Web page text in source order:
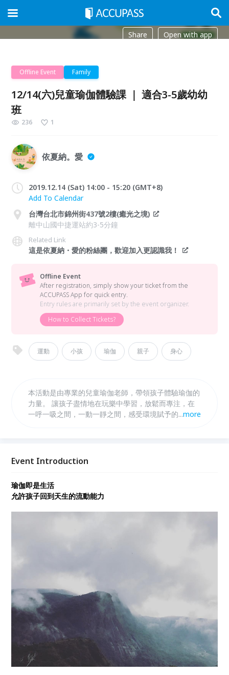
Share Open with app
Offline Event Family
12/14(六)兒童瑜伽體驗課 ｜ 適合3-5歲幼幼
班
236 1
依夏納。愛
2019.12.14 (Sat) 14:00 - 15:20 (GMT+8)
Add To Calendar
台灣台北市錦州街437號2樓(癒光之境)
離中山國中捷運站約3-5分鐘
Related Link
這是依夏納・愛的粉絲團，歡迎加入更認識我！
Offline Event
After registration, simply show your ticket from the
ACCUPASS App for quick entry.
Entry rules are primarily set by the event organizer.
How to Collect Tickets?
運動 小孩 瑜伽 親子 身心
本活動是由專業的兒童瑜伽老師，帶領孩子體驗瑜伽的
力量。 讓孩子盡情地在玩樂中學習，放鬆而專注，在
一呼一吸之間，一動一靜之間，感受環境賦予的律動，
...more
Event Introduction
瑜伽即是生活
允許孩子回到天生的流動能力